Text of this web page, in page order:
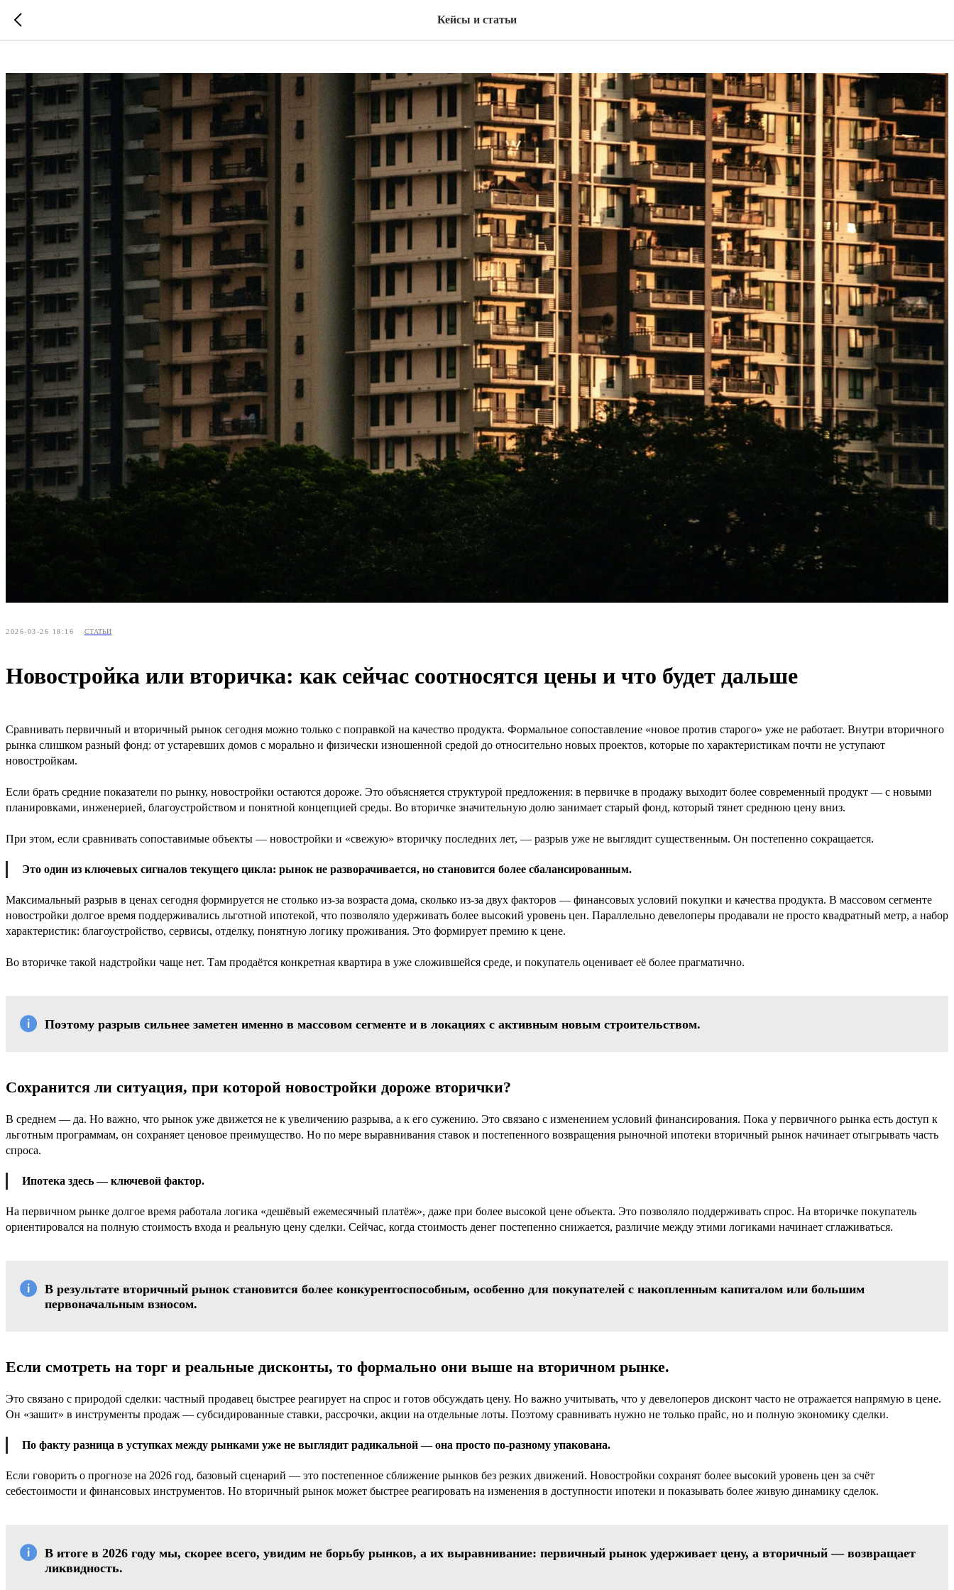
Кейсы и статьи
2026-03-26 18:16 СТАТЬИ
Новостройка или вторичка: как сейчас соотносятся цены и что будет дальше
Сравнивать первичный и вторичный рынок сегодня можно только с поправкой на качество продукта. Формальное сопоставление «новое против старого» уже не работает. Внутри вторичного
рынка слишком разный фонд: от устаревших домов с морально и физически изношенной средой до относительно новых проектов, которые по характеристикам почти не уступают
новостройкам.
Если брать средние показатели по рынку, новостройки остаются дороже. Это объясняется структурой предложения: в первичке в продажу выходит более современный продукт — с новыми
планировками, инженерией, благоустройством и понятной концепцией среды. Во вторичке значительную долю занимает старый фонд, который тянет среднюю цену вниз.
При этом, если сравнивать сопоставимые объекты — новостройки и «свежую» вторичку последних лет, — разрыв уже не выглядит существенным. Он постепенно сокращается.
Это один из ключевых сигналов текущего цикла: рынок не разворачивается, но становится более сбалансированным.
Максимальный разрыв в ценах сегодня формируется не столько из-за возраста дома, сколько из-за двух факторов — финансовых условий покупки и качества продукта. В массовом сегменте
новостройки долгое время поддерживались льготной ипотекой, что позволяло удерживать более высокий уровень цен. Параллельно девелоперы продавали не просто квадратный метр, а набор
характеристик: благоустройство, сервисы, отделку, понятную логику проживания. Это формирует премию к цене.
Во вторичке такой надстройки чаще нет. Там продаётся конкретная квартира в уже сложившейся среде, и покупатель оценивает её более прагматично.
Поэтому разрыв сильнее заметен именно в массовом сегменте и в локациях с активным новым строительством.
Сохранится ли ситуация, при которой новостройки дороже вторички?
В среднем — да. Но важно, что рынок уже движется не к увеличению разрыва, а к его сужению. Это связано с изменением условий финансирования. Пока у первичного рынка есть доступ к
льготным программам, он сохраняет ценовое преимущество. Но по мере выравнивания ставок и постепенного возвращения рыночной ипотеки вторичный рынок начинает отыгрывать часть
спроса.
Ипотека здесь — ключевой фактор.
На первичном рынке долгое время работала логика «дешёвый ежемесячный платёж», даже при более высокой цене объекта. Это позволяло поддерживать спрос. На вторичке покупатель
ориентировался на полную стоимость входа и реальную цену сделки. Сейчас, когда стоимость денег постепенно снижается, различие между этими логиками начинает сглаживаться.
В результате вторичный рынок становится более конкурентоспособным, особенно для покупателей с накопленным капиталом или большим
первоначальным взносом.
Если смотреть на торг и реальные дисконты, то формально они выше на вторичном рынке.
Это связано с природой сделки: частный продавец быстрее реагирует на спрос и готов обсуждать цену. Но важно учитывать, что у девелоперов дисконт часто не отражается напрямую в цене.
Он «зашит» в инструменты продаж — субсидированные ставки, рассрочки, акции на отдельные лоты. Поэтому сравнивать нужно не только прайс, но и полную экономику сделки.
По факту разница в уступках между рынками уже не выглядит радикальной — она просто по-разному упакована.
Если говорить о прогнозе на 2026 год, базовый сценарий — это постепенное сближение рынков без резких движений. Новостройки сохранят более высокий уровень цен за счёт
себестоимости и финансовых инструментов. Но вторичный рынок может быстрее реагировать на изменения в доступности ипотеки и показывать более живую динамику сделок.
В итоге в 2026 году мы, скорее всего, увидим не борьбу рынков, а их выравнивание: первичный рынок удерживает цену, а вторичный — возвращает
ликвидность.